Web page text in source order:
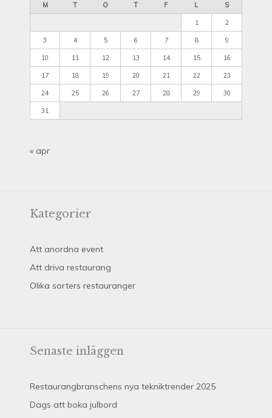
M T O T F L S
1 2
3 4 5 6 7 8 9
10 11 12 13 14 15 16
17 18 19 20 21 22 23
24 25 26 27 28 29 30
31
« apr
Kategorier
Att anordna event
Att driva restaurang
Olika sorters restauranger
Senaste inläggen
Restaurangbranschens nya tekniktrender 2025
Dags att boka julbord